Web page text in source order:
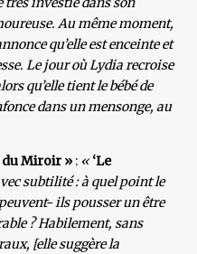
Au même moment,
qu’elle est enceinte et
Le jour où Lydia recroise
qu’elle tient le bébé de
dans un mensonge, au
du Miroir » : «‘Le
subtilité : à quel point le
ils pousser un être
? Habilement, sans
[elle suggère la